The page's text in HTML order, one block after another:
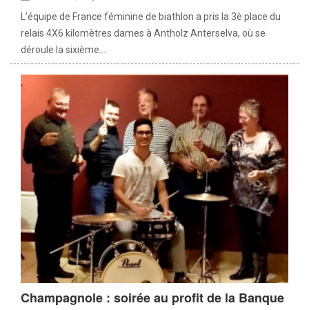
L’équipe de France féminine de biathlon a pris la 3è place du
relais 4X6 kilomètres dames à Antholz Anterselva, où se
déroule la sixième...
Champagnole : soirée au profit de la Banque